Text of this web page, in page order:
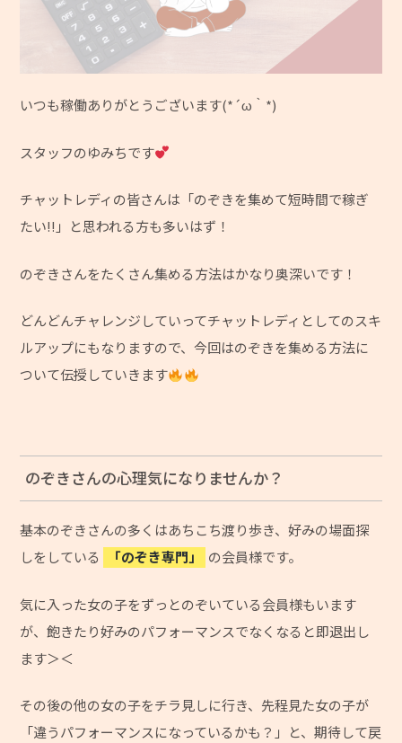
いつも稼働ありがとうございます(*´ω｀*)
スタッフのゆみちです
チャットレディの皆さんは「のぞきを集めて短時間で稼ぎ
たい!!」と思われる方も多いはず！
のぞきさんをたくさん集める方法はかなり奥深いです！
どんどんチャレンジしていってチャットレディとしてのスキ
ルアップにもなりますので、今回はのぞきを集める方法に
ついて伝授していきます
のぞきさんの心理気になりませんか？
基本のぞきさんの多くはあちこち渡り歩き、好みの場面探
しをしている
「のぞき専門」 の会員様です。
気に入った女の子をずっとのぞいている会員様もいます
が、飽きたり好みのパフォーマンスでなくなると即退出し
ます＞＜
その後の他の女の子をチラ見しに行き、先程見た女の子が
「違うパフォーマンスになっているかも？」と、期待して戻